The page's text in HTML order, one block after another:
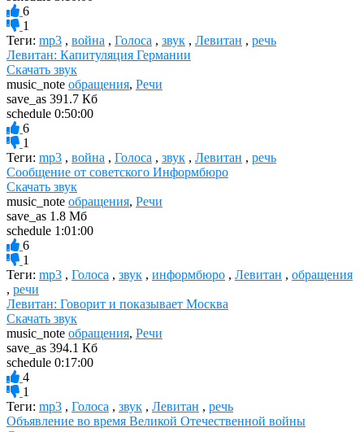
6
1
Теги: mp3 , война , Голоса , звук , Левитан , речь
Левитан: Капитуляция Германии
Скачать звук
music_note обращения, Речи
save_as 391.7 Кб
schedule 0:50:00
6
1
Теги: mp3 , война , Голоса , звук , Левитан , речь
Сообщение от советского Информбюро
Скачать звук
music_note обращения, Речи
save_as 1.8 Мб
schedule 1:01:00
6
1
Теги: mp3 , Голоса , звук , информбюро , Левитан , обращения
, речи
Левитан: Говорит и показывает Москва
Скачать звук
music_note обращения, Речи
save_as 394.1 Кб
schedule 0:17:00
4
1
Теги: mp3 , Голоса , звук , Левитан , речь
Объявление во время Великой Отечественной войны